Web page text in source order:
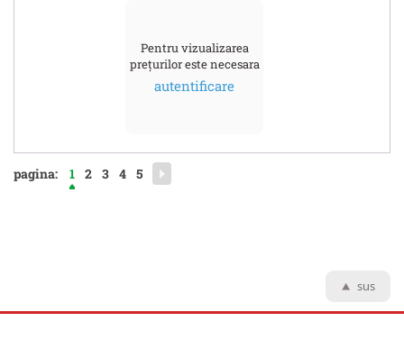
Pentru vizualizarea
prețurilor este necesara
autentificare
pagina: 1 2 3 4 5
sus